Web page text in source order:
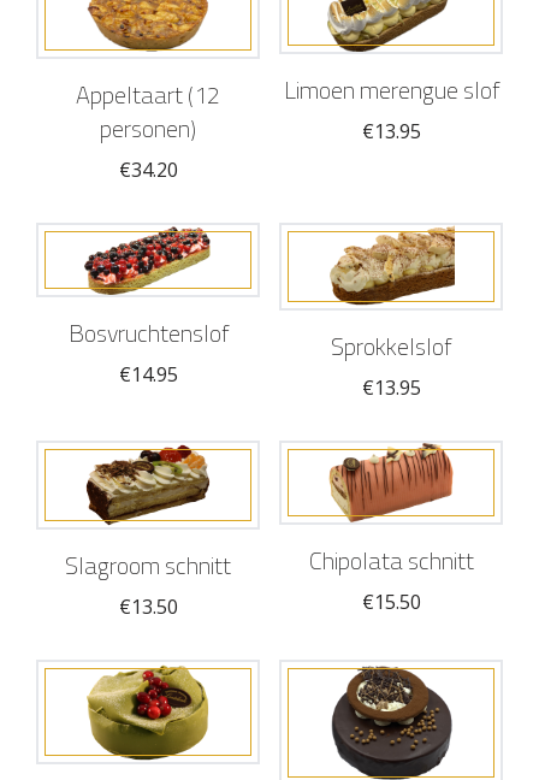
Appeltaart (12
personen)
€34.20
Limoen merengue slof
€13.95
Bosvruchtenslof
€14.95
Sprokkelslof
€13.95
Slagroom schnitt
€13.50
Chipolata schnitt
€15.50